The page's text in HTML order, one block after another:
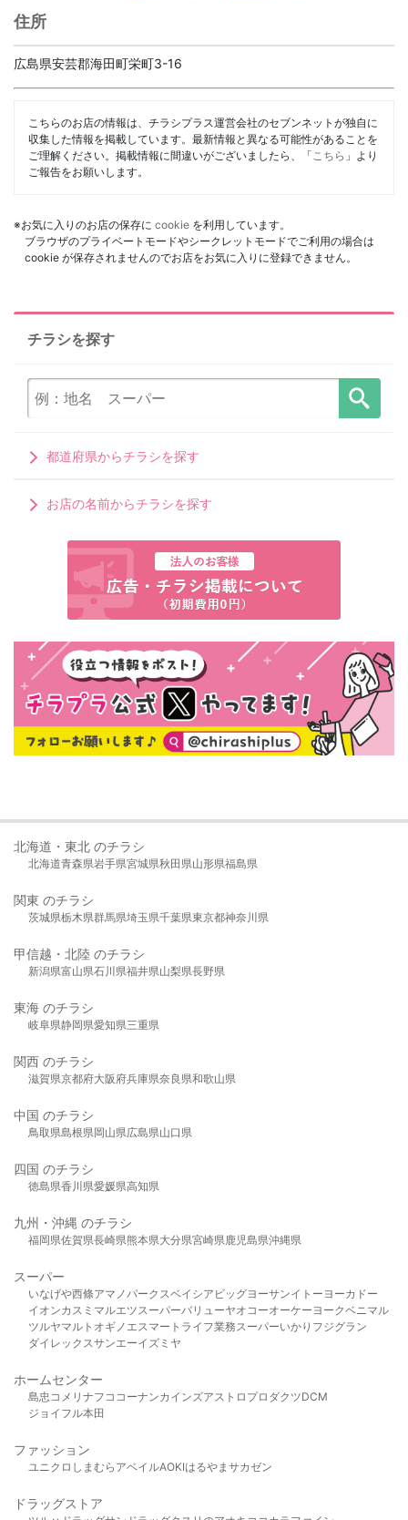
住所
広島県安芸郡海田町栄町3-16
こちらのお店の情報は、チラシプラス運営会社のセブンネットが独自に
収集した情報を掲載しています。最新情報と異なる可能性があることを
ご理解ください。掲載情報に間違いがございましたら、「 こちら 」より
ご報告をお願いします。
※お気に入りのお店の保存に cookie を利用しています。
ブラウザのプライベートモードやシークレットモードでご利用の場合は
cookie が保存されませんのでお店をお気に入りに登録できません。
チラシを探す
都道府県からチラシを探す
お店の名前からチラシを探す
北海道・東北 のチラシ
北海道青森県岩手県宮城県秋田県山形県福島県
関東 のチラシ
茨城県栃木県群馬県埼玉県千葉県東京都神奈川県
甲信越・北陸 のチラシ
新潟県富山県石川県福井県山梨県長野県
東海 のチラシ
岐阜県静岡県愛知県三重県
関西 のチラシ
滋賀県京都府大阪府兵庫県奈良県和歌山県
中国 のチラシ
鳥取県島根県岡山県広島県山口県
四国 のチラシ
徳島県香川県愛媛県高知県
九州・沖縄 のチラシ
福岡県佐賀県長崎県熊本県大分県宮崎県鹿児島県沖縄県
スーパー
いなげや西條アマノパークスベイシア ビッグヨーサンイトーヨーカドー
イオンカスミ マルエツスーパーバリューヤオコーオーケー ヨークベニマル
ツルヤマルト オギノ エスマート ライフ業務スーパーいかり フジグラン
ダイレックスサンエーイズミヤ
ホームセンター
島忠 コメリ ナフコ コーナンカインズアストロプロダクツDCM
ジョイフル本田
ファッション
ユニクロ しまむら アベイルAOKIはるやま サカゼン
ドラッグストア